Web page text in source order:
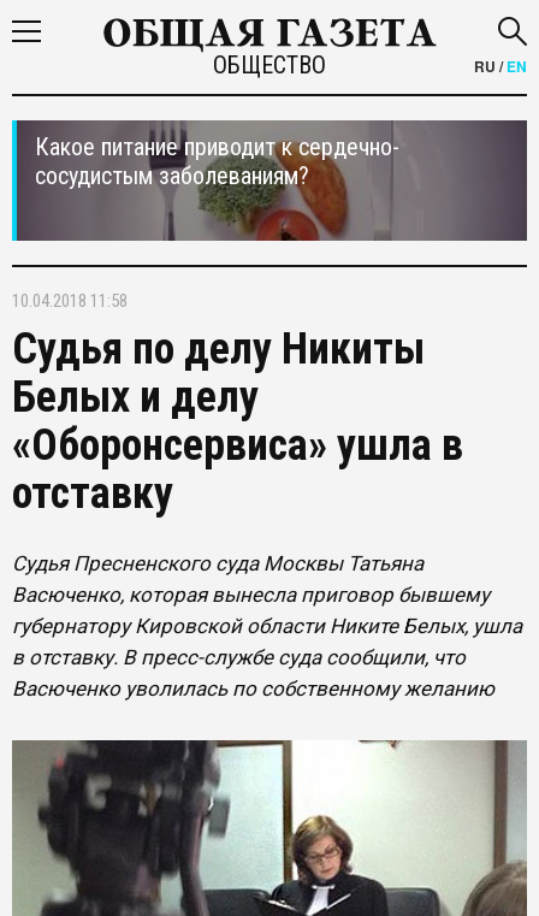
ОБЩЕСТВО RU /EN
Какое питание приводит к сердечно-
сосудистым заболеваниям?
10.04.2018 11:58
Судья по делу Никиты
Белых и делу
«Оборонсервиса» ушла в
отставку
Судья Пресненского суда Москвы Татьяна
Васюченко, которая вынесла приговор бывшему
губернатору Кировской области Никите Белых, ушла
в отставку. В пресс-службе суда сообщили, что
Васюченко уволилась по собственному желанию